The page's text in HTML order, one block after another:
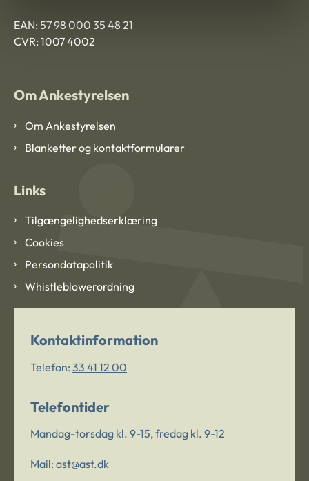
EAN: 57 98 000 35 48 21
CVR: 1007 4002
Om Ankestyrelsen
Om Ankestyrelsen
Blanketter og kontaktformularer
Links
Tilgængelighedserklæring
Cookies
Persondatapolitik
Whistleblowerordning
Kontaktinformation
Telefon: 33 41 12 00
Telefontider
Mandag-torsdag kl. 9-15, fredag kl. 9-12
Mail: ast@ast.dk